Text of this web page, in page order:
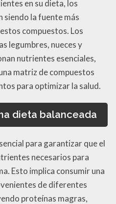
en su dieta, los
siendo la fuente más
compuestos. Los
legumbres, nueces y
nutrientes esenciales,
matriz de compuestos
para optimizar la salud.
dieta balanceada
para garantizar que el
necesarios para
Esto implica consumir una
de diferentes
proteínas magras,